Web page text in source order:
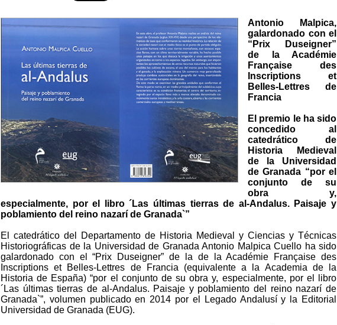
Antonio Malpica,
galardonado con el
“Prix Duseigner”
de la Académie
Française des
Inscriptions et
Belles-Lettres de
Francia
El premio le ha sido
concedido al
catedrático de
Historia Medieval
de la Universidad
de Granada “por el
conjunto de su
obra y,
especialmente, por el libro ´Las últimas tierras de al-Andalus. Paisaje y
poblamiento del reino nazarí de Granada`”
El catedrático del Departamento de Historia Medieval y Ciencias y Técnicas
Historiográficas de la Universidad de Granada Antonio Malpica Cuello ha sido
galardonado con el “Prix Duseigner” de la de la Académie Française des
Inscriptions et Belles-Lettres de Francia (equivalente a la Academia de la
Historia de España) “por el conjunto de su obra y, especialmente, por el libro
´Las últimas tierras de al-Andalus. Paisaje y poblamiento del reino nazarí de
Granada`”, volumen publicado en 2014 por el Legado Andalusí y la Editorial
Universidad de Granada (EUG).